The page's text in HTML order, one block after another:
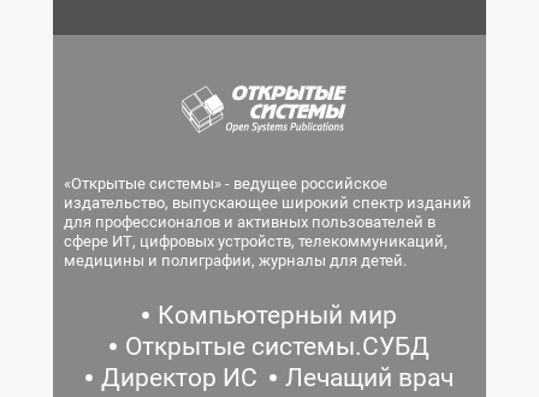
«Открытые системы» - ведущее российское
издательство, выпускающее широкий спектр изданий
для профессионалов и активных пользователей в
сфере ИТ, цифровых устройств, телекоммуникаций,
медицины и полиграфии, журналы для детей.
Компьютерный мир
Открытые системы.СУБД
Директор ИС
Лечащий врач